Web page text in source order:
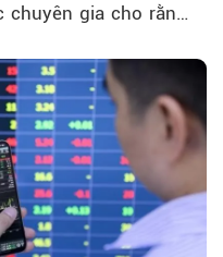
chuyên gia cho rằng